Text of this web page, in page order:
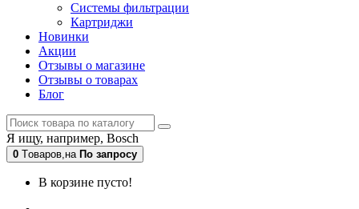
Системы фильтрации
Картриджи
Новинки
Акции
Отзывы о магазине
Отзывы о товарах
Блог
Я ищу, например, Bosch
0 Tоваров,на По запросу
В корзине пусто!